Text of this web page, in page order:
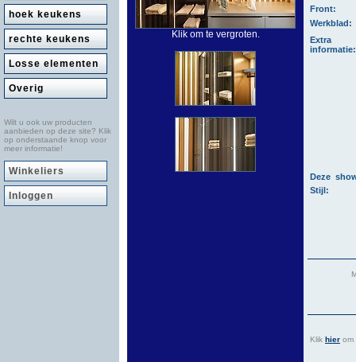
hoek keukens
rechte keukens
Losse elementen
Overig
Wilt u ook uw producten
aanbieden op deze site? Klik
op onderstaande knop voor
meer informatie!
Winkeliers
Inloggen
Klik om te vergroten.
Front:
Werkblad:
Extra
informatie:
Deze
Stijl:
Klik hier om